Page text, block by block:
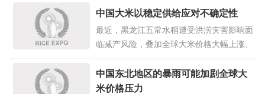
129.7点，创下2011年9月以来最高水平，
同比大幅上涨19.7%。国际米价缘何飙升，
未来又将如何变动？ 极端天气等因素影响
点击详情>>
中国大米以稳定供给应对不确定性
最近，黑龙江五常水稻遭受洪涝灾害影响面
临减产风险，叠加全球大米价格大幅上涨、
惶。国内大米会不会涨价，大米够不够吃，
成为社会关注的热点。可以说，我国大米连
中国东北地区的暴雨可能加剧全球大
米价格压力